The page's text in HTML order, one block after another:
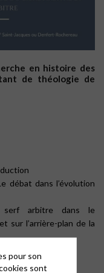
en histoire des
de théologie de
débat dans l’évolution
serf arbitre dans le
sur l’arrière-plan de la
pour son
sont